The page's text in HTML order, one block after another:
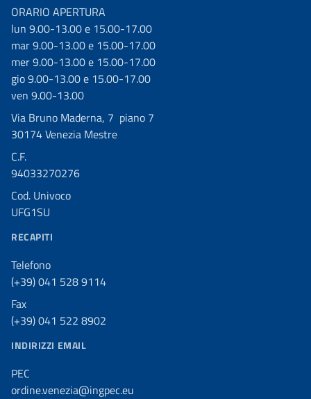
ORARIO APERTURA
lun 9.00-13.00 e 15.00-17.00
mar 9.00-13.00 e 15.00-17.00
mer 9.00-13.00 e 15.00-17.00
gio 9.00-13.00 e 15.00-17.00
ven 9.00-13.00
Via Bruno Maderna, 7 piano 7
30174 Venezia Mestre
C.F.
94033270276
Cod. Univoco
UFG1SU
RECAPITI
Telefono
(+39) 041 528 9114
Fax
(+39) 041 522 8902
INDIRIZZI EMAIL
PEC
ordine.venezia@ingpec.eu